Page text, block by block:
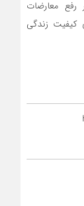
رفع معارضات
کیفیت زندگی